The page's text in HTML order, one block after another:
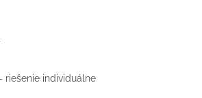
riešenie individuálne